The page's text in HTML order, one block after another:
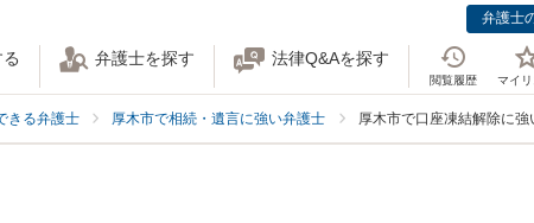
弁護士
弁護士を探す 法律Q&Aを探す
閲覧履歴 マイリ
きる弁護士 厚木市で相続・遺言に強い弁護士 厚木市で口座凍結解除に強